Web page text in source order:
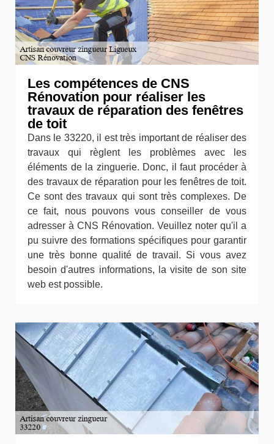
Les compétences de CNS
Rénovation pour réaliser les
travaux de réparation des fenêtres
de toit
Dans le 33220, il est très important de réaliser des
travaux qui règlent les problèmes avec les
éléments de la zinguerie. Donc, il faut procéder à
des travaux de réparation pour les fenêtres de toit.
Ce sont des travaux qui sont très complexes. De
ce fait, nous pouvons vous conseiller de vous
adresser à CNS Rénovation. Veuillez noter qu'il a
pu suivre des formations spécifiques pour garantir
une très bonne qualité de travail. Si vous avez
besoin d'autres informations, la visite de son site
web est possible.